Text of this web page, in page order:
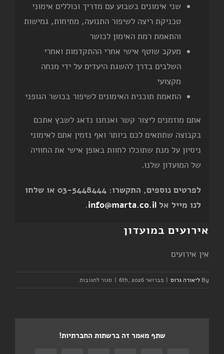
שני אימונים בשבוע עם מדריך וכוללים אימוני
טכניקת ריצה לשיפור התנועה, מתיחות, גמישות
והתאמת רמת האימון לכושר
מעקב שוטף אישי אחרי ההתקדמות ואחרי
השלבים בדרך להשגת היעדים על ידי מנחה
מקצועי
התאמת תוכנית האימונים לשיפור בכושר הגופני
אתם מוזמנים ליצור קשר ואנחנו נדאג לשבץ אתכם
בקבוצה שתתאים לכם ביותר ואף נזמין אתם לאימוני
ניסיון על מנת שתוכלו לחוות באופן אישי את החוויה
של המועדון שלנו.
לפרטים נוספים, התקשרו: 03-5448444 או שלחו
לנו מייל אל info@marta.co.il
.
אירועים במועדון
אין אירועים
By ליאורה גרוס | פברואר 6th, 2026 | סגור לתגובות
קבוצה
שתף מאמר זה ברשתות החברתיות!